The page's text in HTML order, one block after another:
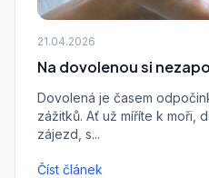
21.04.2026
Na dovolenou si
Dovolená je časem
zážitků. Ať už míříte k moři,
zájezd, s...
Číst článek